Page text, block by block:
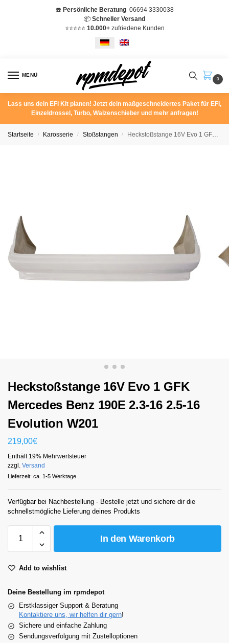
☎️ Persönliche Beratung06694 3330038
📦 Schneller Versand
⭐️⭐️⭐️⭐️⭐️ 10.000+zufriedene Kunden
MENÜ
0
Lass uns dein EFI Kit planen! Jetzt dein maßgeschneidertes Paket für EFI,
Einzeldrossel, Turbo, Walzenschieber und mehr anfragen!
Startseite / Karosserie / Stoßstangen / Heckstoßstange 16V Evo 1 GFK Mercedes Benz 190E 2.3-16 2.5-16 Evolution W201
Heckstoßstange 16V Evo 1 GFK
Mercedes Benz 190E 2.3-16 2.5-16
Evolution W201
219,00€
Enthält 19% Mehrwertsteuer
zzgl. Versand
Lieferzeit: ca. 1-5 Werktage
Verfügbar bei Nachbestellung - Bestelle jetzt und sichere dir die
schnellstmögliche Lieferung deines Produkts
In den Warenkorb
Add to wishlist
Deine Bestellung im rpmdepot
Erstklassiger Support & Beratung
Kontaktiere uns, wir helfen dir gern!
Sichere und einfache Zahlung
Sendungsverfolgung mit Zustelloptionen